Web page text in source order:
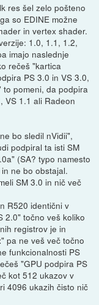
res šel zelo pošteno
so EDINE možne
in vertex shader.
1.0, 1.1, 1.2,
imajo naslednje
rečeš "kartica
PS 3.0 in VS 3.0,
pomeni, da podpira
VS 1.1 ali Radeon
bo sledil nVidii",
podpiral ta isti SM
(SA? typo namesto
ne bo obstajal.
SM 3.0 in nič več
R520 identični v
2.0" točno veš koliko
registrov je in
pa ne veš več točno
funkcionalnosti PS
"GPU podpira PS
kot 512 ukazov v
4096 ukazih čisto nič